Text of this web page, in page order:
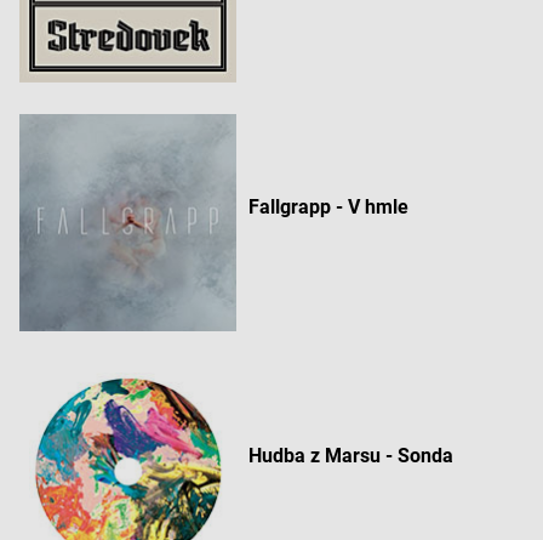
Fallgrapp - V hmle
Hudba z Marsu - Sonda